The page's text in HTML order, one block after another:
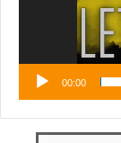
00:00